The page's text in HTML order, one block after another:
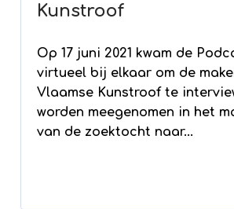
Kunstroof
Op 17 juni 2021 kwam de
virtueel bij elkaar om de
Vlaamse Kunstroof te
worden meegenomen in het
van de zoektocht naar...